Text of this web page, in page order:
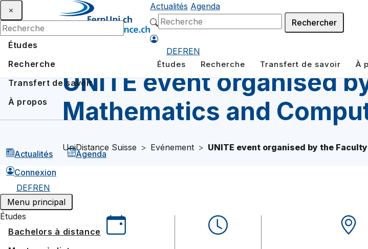
Actualités Agenda
Rechercher
DEFREN
Études Recherche Transfert de savoir À
Études
Recherche
Transfert de savoir
À propos
Actualités
Agenda
Connexion
DEFREN
Menu principal
Études
Bachelors à distance
UNITE event organised
Mathematics and
UniDistance Suisse Evénement UNITE event organised by the